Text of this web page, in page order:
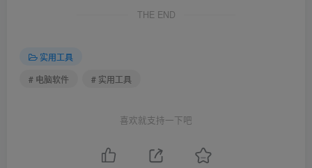
THE END
实用工具
# 电脑软件
# 实用工具
喜欢就支持一下吧